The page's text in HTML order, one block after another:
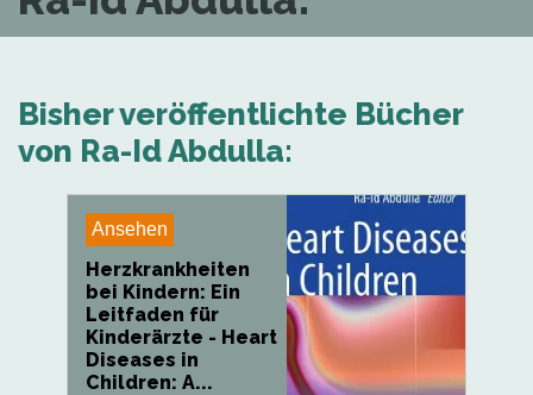
Bisher veröffentlichte Bücher
von Ra-Id Abdulla:
Ansehen
Herzkrankheiten
bei Kindern: Ein
Leitfaden für
Kinderärzte - Heart
Diseases in
Children: A...